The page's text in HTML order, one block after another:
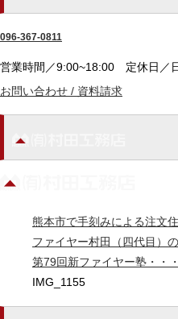
096-367-0811
営業時間／9:00~18:00 定休日／
お問い合わせ / 資料請求
熊本市で手刻みによる注文
ファイヤー村田（四代目）
第79回新ファイヤー塾・・
IMG_1155